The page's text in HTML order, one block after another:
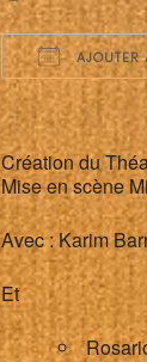
AJOUTER
Création du
Mise en scène
Avec : Karim
Et